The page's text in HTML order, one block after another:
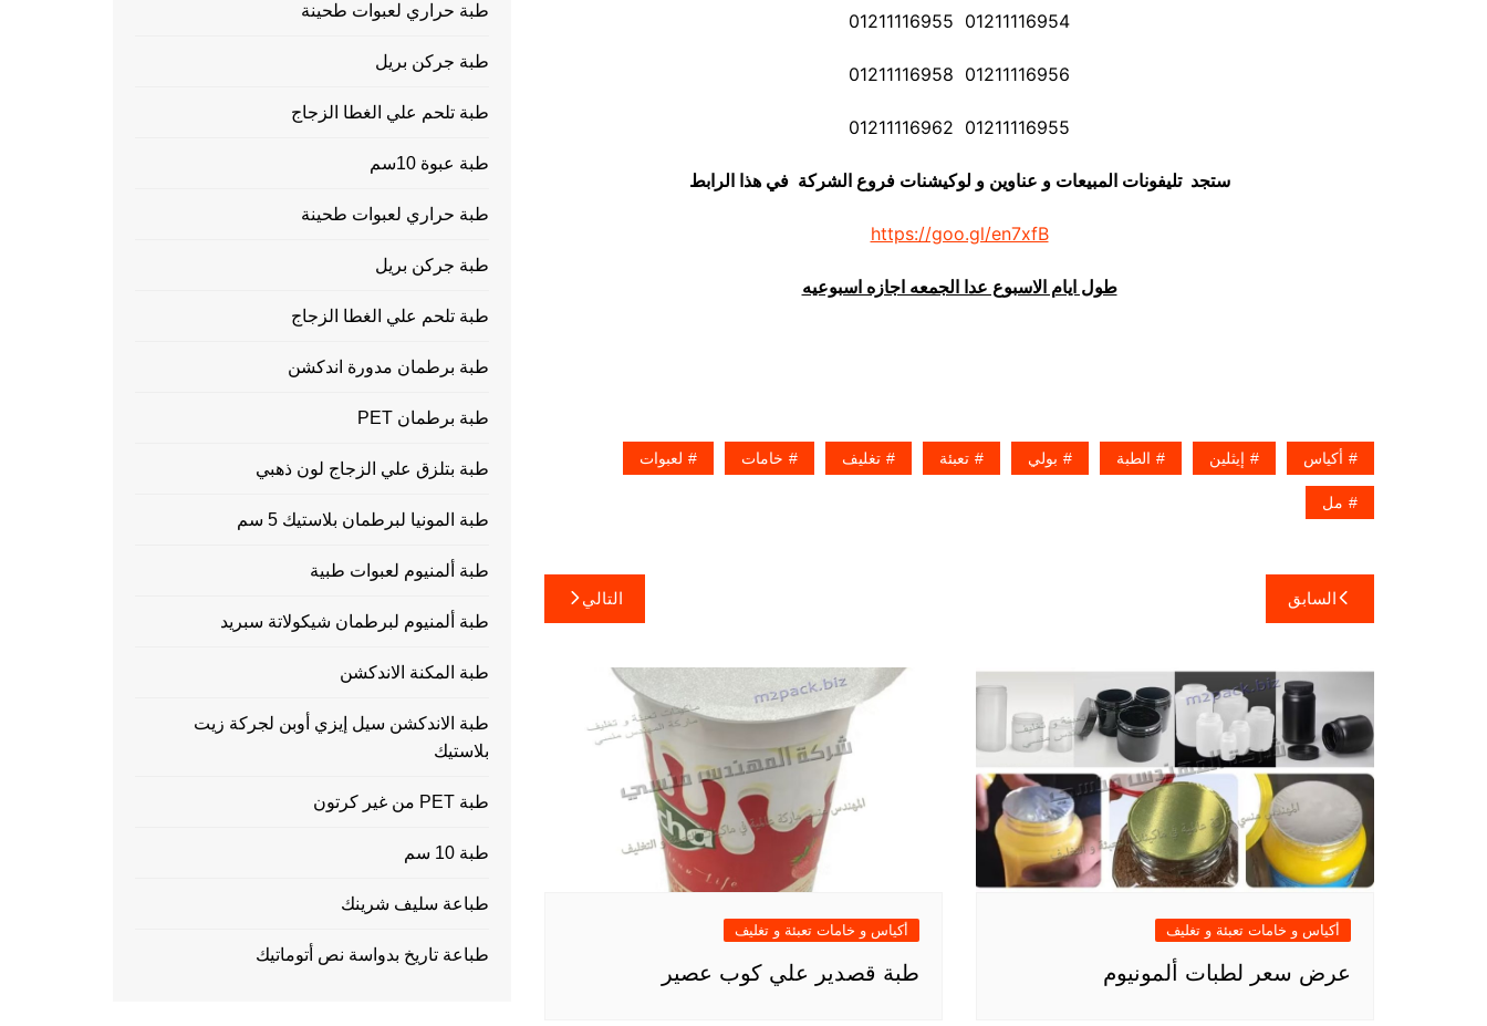
01211116954 01211116955
01211116956 01211116958
01211116955 01211116962
ستجد تليفونات المبيعات و عناوين و لوكيشنات فروع الشركة في هذا الرابط
https://goo.gl/en7xfB
طول ايام الاسبوع عدا الجمعه اجازه اسبوعيه
أكياس إيثلين الطبة بولي تعبئة تغليف خامات لعبوات
مل
تصفّح
المقالات
السابق التالي
أكياس و خامات تعبئة و تغليف
عرض سعر لطبات ألمونيوم
أكياس و خامات تعبئة و تغليف
طبة قصدير علي كوب عصير
طبة حراري لعبوات طحينة
طبة جركن بريل
طبة تلحم علي الغطا الزجاج
طبة عبوة 10سم
طبة حراري لعبوات طحينة
طبة جركن بريل
طبة تلحم علي الغطا الزجاج
طبة برطمان مدورة اندكشن
طبة برطمان PET
طبة بتلزق علي الزجاج لون ذهبي
طبة المونيا لبرطمان بلاستيك 5 سم
طبة ألمنيوم لعبوات طبية
طبة ألمنيوم لبرطمان شيكولاتة سبريد
طبة المكنة الاندكشن
طبة الاندكشن سيل إيزي أوبن لجركة زيت
بلاستيك
طبة PET من غير كرتون
طبة 10 سم
طباعة سليف شرينك
طباعة تاريخ بدواسة نص أتوماتيك